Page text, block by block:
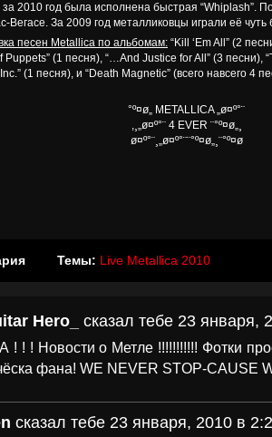
2010 год была исполнена быстрая “Whiplash”.
Вегасе. За 2009 год металликовцы играли её
песен Metallica по альбомам: “Kill ‘Em All” (2
Puppets” (1 песня), “…And Justice for All” (3 песни),
(1 песня), и “Death Magnetic” (всего навсего 4
°º¤ø„ METALLICA „ø¤º°¨
,¸„ø¤º°¨ 4 EVER ¨°º¤ø„¸
ø¤º°¨¸„ø¤º°¨¨°º¤ø„¸¨°º¤ø
Темы: Live Metallica 2010
Hero_ сказал тебе 23 января,
! ! ! Новости о Метле !!!!!!!!!!! Фотки
фана! WE NEVER STOP-CAUSE
сказал тебе 23 января, 2010 в